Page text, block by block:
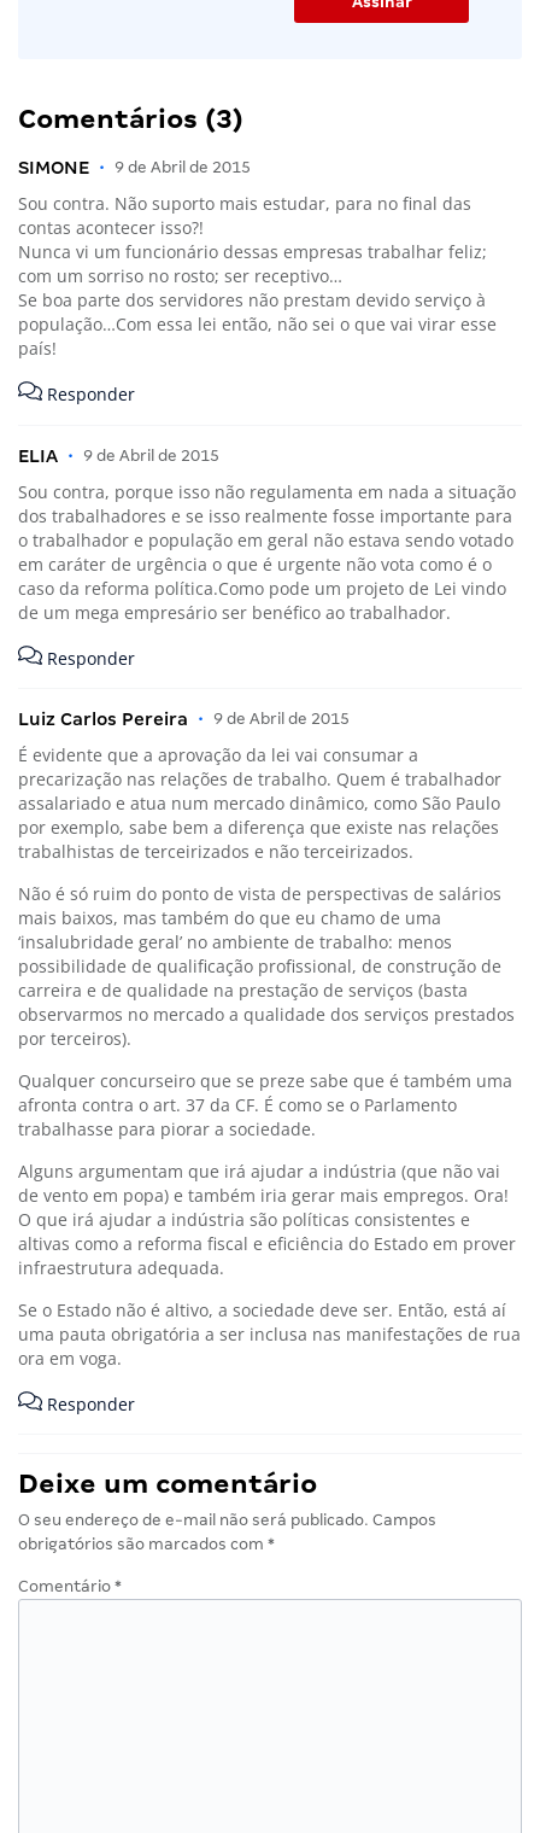
Comentários (3)
SIMONE • 9 de Abril de 2015
Sou contra. Não suporto mais estudar, para no final das
contas acontecer isso?!
Nunca vi um funcionário dessas empresas trabalhar feliz;
com um sorriso no rosto; ser receptivo…
Se boa parte dos servidores não prestam devido serviço à
população…Com essa lei então, não sei o que vai virar esse
país!
Responder
ELIA • 9 de Abril de 2015
Sou contra, porque isso não regulamenta em nada a situação
dos trabalhadores e se isso realmente fosse importante para
o trabalhador e população em geral não estava sendo votado
em caráter de urgência o que é urgente não vota como é o
caso da reforma política.Como pode um projeto de Lei vindo
de um mega empresário ser benéfico ao trabalhador.
Responder
Luiz Carlos Pereira • 9 de Abril de 2015
É evidente que a aprovação da lei vai consumar a
precarização nas relações de trabalho. Quem é trabalhador
assalariado e atua num mercado dinâmico, como São Paulo
por exemplo, sabe bem a diferença que existe nas relações
trabalhistas de terceirizados e não terceirizados.
Não é só ruim do ponto de vista de perspectivas de salários
mais baixos, mas também do que eu chamo de uma
‘insalubridade geral’ no ambiente de trabalho: menos
possibilidade de qualificação profissional, de construção de
carreira e de qualidade na prestação de serviços (basta
observarmos no mercado a qualidade dos serviços prestados
por terceiros).
Qualquer concurseiro que se preze sabe que é também uma
afronta contra o art. 37 da CF. É como se o Parlamento
trabalhasse para piorar a sociedade.
Alguns argumentam que irá ajudar a indústria (que não vai
de vento em popa) e também iria gerar mais empregos. Ora!
O que irá ajudar a indústria são políticas consistentes e
altivas como a reforma fiscal e eficiência do Estado em prover
infraestrutura adequada.
Se o Estado não é altivo, a sociedade deve ser. Então, está aí
uma pauta obrigatória a ser inclusa nas manifestações de rua
ora em voga.
Responder
Deixe um comentário
O seu endereço de e-mail não será publicado. Campos
obrigatórios são marcados com *
Comentário *